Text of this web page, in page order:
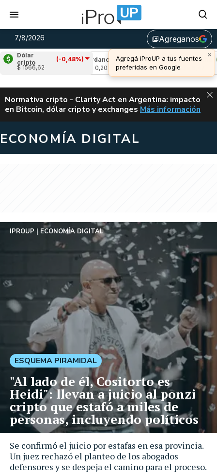
7/8/2026 library_addAgreganos
Dólar
cripto
(-0,48%)
$ 1566,62
Cardano
(-1,02%)
Avalanche
u$s 6,47
ALERTA
Normativa cripto - Clarity Act en Argentina: impacto
en Bitcoin, dólar cripto y exchanges CLARITY ACT EN
Más información
ECONOMÍA DIGITAL
Se confirmó el juicio por estafas en esa provincia.
Un juez rechazó el planteo de los abogados
defensores y se despeja el camino para el proceso.
IPROUP ECONOMÍA DIGITAL
ESQUEMA PIRAMIDAL
"Al lado de él, Cositorto es
Heidi": llevan a juicio al ponzi
cripto que estafó a miles de
personas, incluyendo políticos